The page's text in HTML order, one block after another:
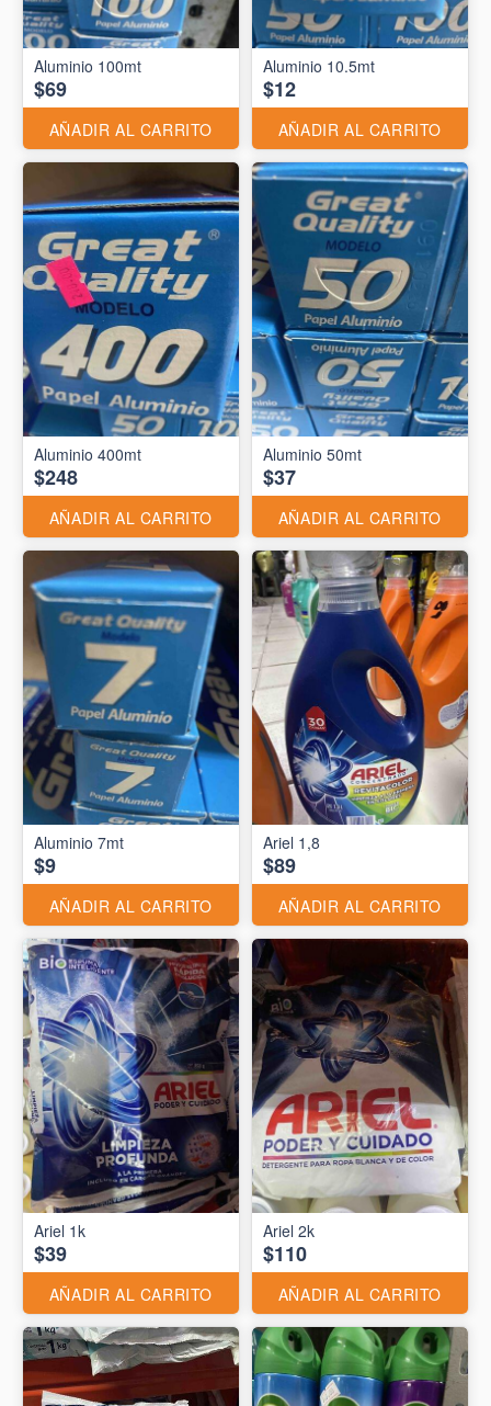
$69
AÑADIR AL CARRITO
Aluminio 10.5mt
$12
AÑADIR AL CARRITO
Aluminio 400mt
$248
AÑADIR AL CARRITO
Aluminio 50mt
$37
AÑADIR AL CARRITO
Aluminio 7mt
$9
AÑADIR AL CARRITO
Ariel 1,8
$89
AÑADIR AL CARRITO
Ariel 1k
$39
AÑADIR AL CARRITO
Ariel 2k
$110
AÑADIR AL CARRITO